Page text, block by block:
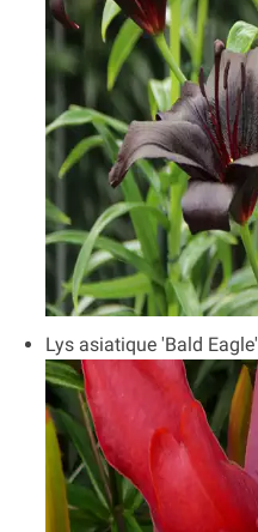
Lys asiatique 'Bald Eagle'